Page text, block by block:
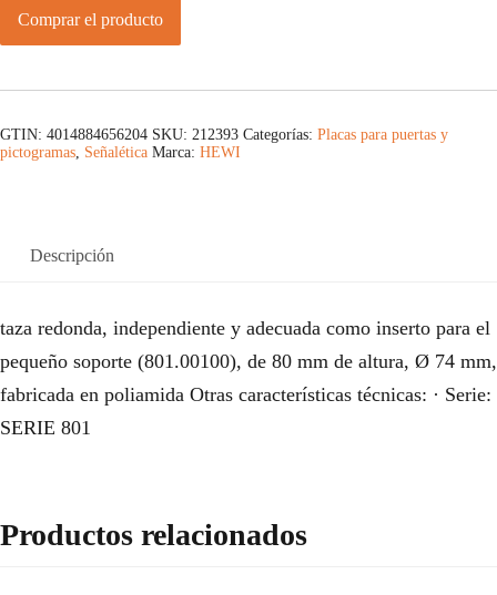
Comprar el producto
GTIN: 4014884656204 SKU: 212393 Categorías: Placas para puertas y
pictogramas, Señalética Marca: HEWI
Descripción
taza redonda, independiente y adecuada como inserto para el
pequeño soporte (801.00100), de 80 mm de altura, Ø 74 mm,
fabricada en poliamida Otras características técnicas: · Serie:
SERIE 801
Productos relacionados